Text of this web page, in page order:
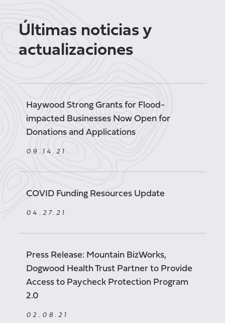
Últimas noticias y
actualizaciones
Haywood Strong Grants for Flood-
impacted Businesses Now Open for
Donations and Applications
09.14.21
COVID Funding Resources Update
04.27.21
Press Release: Mountain BizWorks,
Dogwood Health Trust Partner to Provide
Access to Paycheck Protection Program
2.0
02.08.21